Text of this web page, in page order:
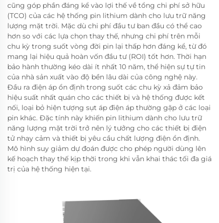
cũng góp phần đáng kể vào lợi thế về tổng chi phí sở hữu
(TCO) của các hệ thống pin lithium dành cho lưu trữ năng
lượng mặt trời. Mặc dù chi phí đầu tư ban đầu có thể cao
hơn so với các lựa chọn thay thế, nhưng chi phí trên mỗi
chu kỳ trong suốt vòng đời pin lại thấp hơn đáng kể, từ đó
mang lại hiệu quả hoàn vốn đầu tư (ROI) tốt hơn. Thời hạn
bảo hành thường kéo dài ít nhất 10 năm, thể hiện sự tự tin
của nhà sản xuất vào độ bền lâu dài của công nghệ này.
Đầu ra điện áp ổn định trong suốt các chu kỳ xả đảm bảo
hiệu suất nhất quán cho các thiết bị và hệ thống được kết
nối, loại bỏ hiện tượng sụt áp điện áp thường gặp ở các loại
pin khác. Đặc tính này khiến pin lithium dành cho lưu trữ
năng lượng mặt trời trở nên lý tưởng cho các thiết bị điện
tử nhạy cảm và thiết bị yêu cầu chất lượng điện ổn định.
Mô hình suy giảm dự đoán được cho phép người dùng lên
kế hoạch thay thế kịp thời trong khi vẫn khai thác tối đa giá
trị của hệ thống hiện tại.